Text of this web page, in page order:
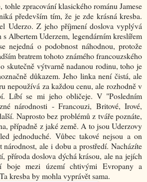
tohle zpracování klasického románu Jamese
především tím, že je zde krásná kresba.
Uderzo. Z jeho příjmení doslova vyplývá
Albertem Uderzem, legendárním kreslířem
nejedná o podobnost náhodnou, protože
bratrem tohoto známého francouzského
skutečně výtvarně nadanou rodinu, toho je
důkazem. Jeho linka není čistá, ale
nepoužívá za každou cenu, ale rozhodně v
Líbí se mi jeho obličeje. V "Posledním
národnosti - Francouzi, Britové, Irové,
Naprosto bez problémů z tváře poznáte,
případně z jaké země. A to jsou Uderzovy
jednoduché. Vůbec takové nejsou a on
národnost, ale i dobu a prostředí. Nacházíte
příroda doslova dýchá krásou, ale na jejích
boje mezi území chtivými Evropany a
kresba by mohla vyprávět sama.